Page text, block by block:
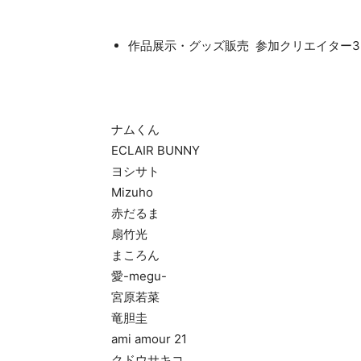
作品展示・グッズ販売 参加クリエイター
ナムくん
ECLAIR BUNNY
ヨシサト
Mizuho
赤だるま
扇竹光
まころん
愛-megu-
宮原若菜
竜胆圭
ami amour 21